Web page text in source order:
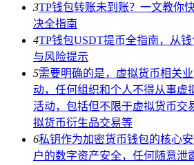
3TP钱包转账未到账？一文教你
决全指南
4TP钱包USDT提币全指南，从
与风险提示
5需要明确的是，虚拟货币相关
动，任何组织和个人不得从事虚
活动，包括但不限于虚拟货币交
拟货币衍生品交易等
6私钥作为加密货币钱包的核心
户的数字资产安全，任何随意泄